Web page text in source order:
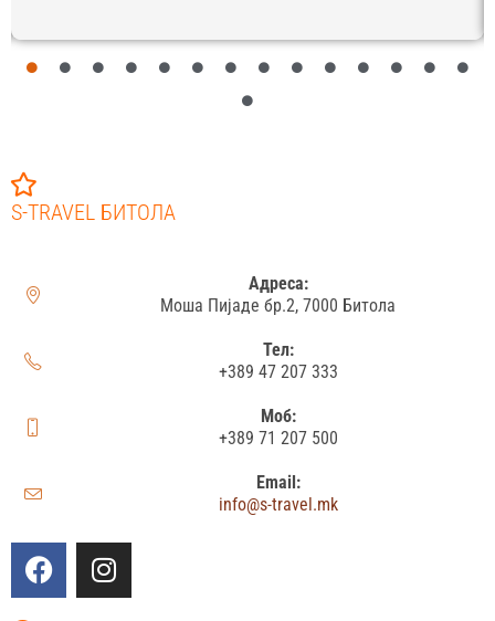
S-TRAVEL БИТОЛА
Адреса:
Моша Пијаде бр.2, 7000 Битола
Тел:
+389 47 207 333
Моб:
+389 71 207 500
Email:
info@s-travel.mk